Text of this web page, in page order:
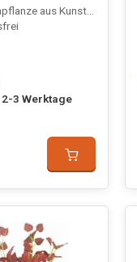
aus Kunststoff
3 Werktage